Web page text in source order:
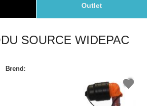
Outlet
SOURCE WIDEPAC
Brend: